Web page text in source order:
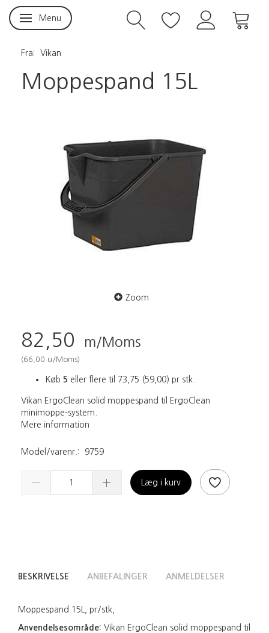
Skifte navigation
Menu
Fra: Vikan
Moppespand 15L
Zoom
82,50 m/Moms
(66,00 u/Moms)
Køb 5 eller flere til 73,75 (59,00) pr stk.
Vikan ErgoClean solid moppespand til ErgoClean
minimoppe-system.
Mere information
Model/varenr.: 9759
Læg i kurv
BESKRIVELSE ANBEFALINGER ANMELDELSER
Moppespand 15L, pr/stk,
Anvendelsesområde: Vikan ErgoClean solid moppespand til